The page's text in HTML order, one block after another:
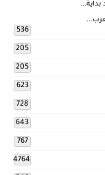
536
205
205
623
728
643
767
4764